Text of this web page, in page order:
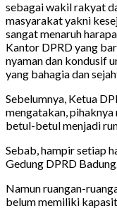
sebagai wakil rakyat
masyarakat yakni
sangat menaruh
Kantor DPRD yang
nyaman dan kondusif
yang bahagia dan
Sebelumnya, Ketua
mengatakan,
betul-betul menjadi
Sebab, hampir setiap
Gedung DPRD
Namun ruangan-
belum memiliki